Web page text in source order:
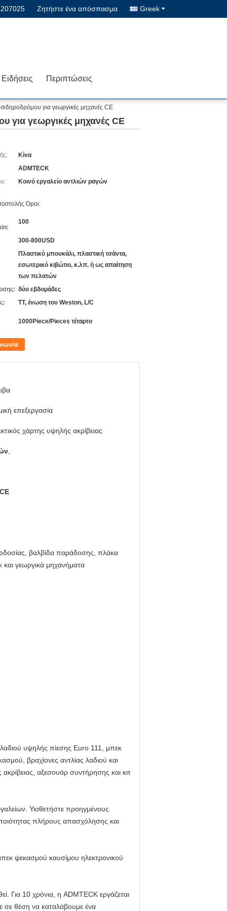
Ζητήστε ένα απόσπασμα Greek
Ειδήσεις Περιπτώσεις
για γεωργικές μηχανές CE
για γεωργικές μηχανές CE
Κίνα
ADMTECK
Κοινό εργαλείο αντλιών ραγών
Όροι:
100
300-800USD
Πλαστικό μπουκάλι, πλαστική τσάντα,
εσωτερικό κιβώτιο, κ.λπ. ή ως απαίτηση
των πελατών
δύο εβδομάδες
TT, ένωση του Weston, L/C
1000Piece/Pieces τέταρτο
επεξεργασία
χάρτης υψηλής ακρίβειας
βαλβίδα παράδοσης, πλάκα
και γεωργικά μηχανήματα
υψηλής πίεσης Euro 111, μπεκ
βραχίονες αντλίας λαδιού και
αξεσουάρ συντήρησης και κιτ
Υιοθετήστε προηγμένους
πλήρους απασχόλησης και
ψεκασμού καυσίμου ηλεκτρονικού
Για 10 χρόνια, η ADMTECK εργάζεται
σε θέση να καταλάβουμε ένα